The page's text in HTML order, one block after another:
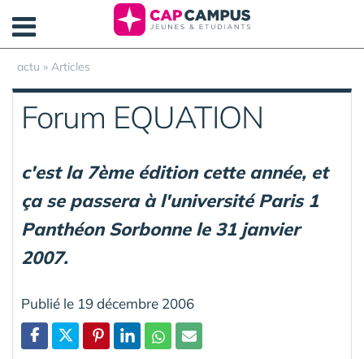
actu » Articles
Forum EQUATION
c'est la 7ème édition cette année, et
ça se passera à l'université Paris 1
Panthéon Sorbonne le 31 janvier
2007.
Publié le 19 décembre 2006
Panneau de gestion des cookies